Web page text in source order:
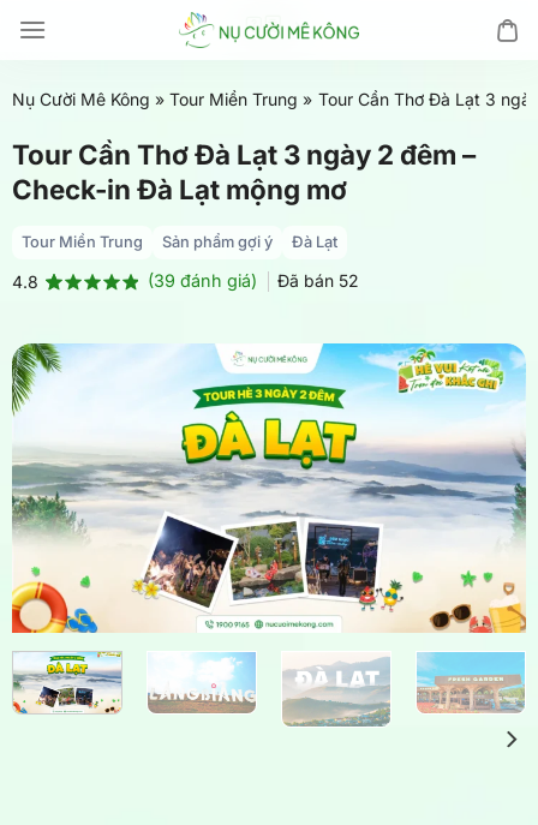
đến
dung
Nụ Cười Mê Kông » Tour Miền Trung » Tour Cần Thơ Đà Lạt 3
Tour Cần Thơ Đà Lạt 3 ngày 2 đêm –
Check-in Đà Lạt mộng mơ
Tour Miền Trung Sản phẩm gợi ý Đà Lạt
4.8
đánh giá
(39 đánh giá) Đã bán 52